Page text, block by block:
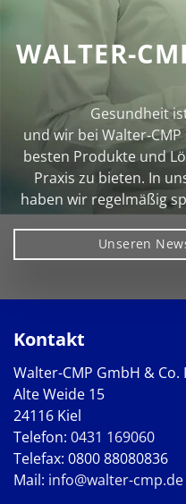
WALTER-
Gesundheit
und wir bei
besten Produkte und
Praxis zu bieten. In
haben wir regelmäßig
Unseren
Kontakt
Walter-CMP GmbH & Co.
Alte Weide 15
24116 Kiel
Telefon: 0431 169060
Telefax: 0800 88080836
Mail: info@walter-cmp.de